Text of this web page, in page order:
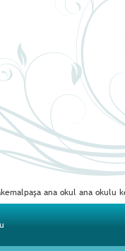
ana okul ana okulu